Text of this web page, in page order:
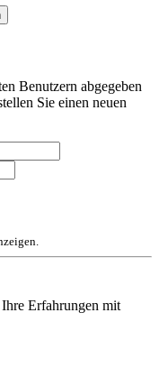
Benutzern abgegeben
Sie einen neuen
Erfahrungen mit